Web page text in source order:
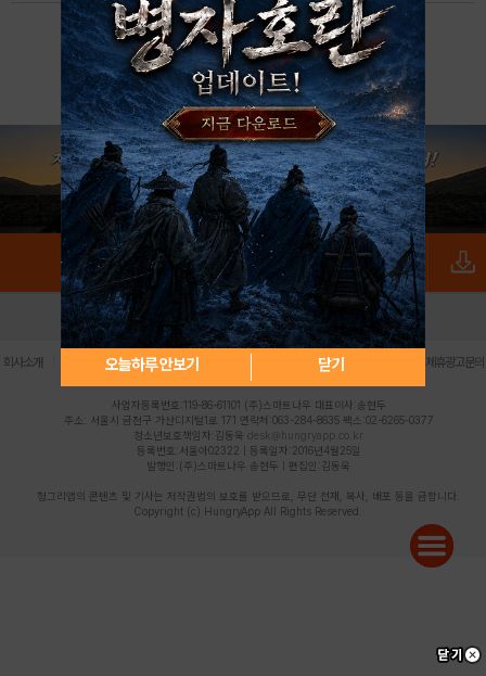
아이디 / 비밀번호 찾기 회원가입
오늘하루 안보기 닫기
로그인 PC버전 전체앱
회사소개 | 개인정보 처리방침 불법촬영물 신고센터 제휴광고문의
사업자등록번호:119-86-61101 (주)스마트나우 대표이사:송현두
주소: 서울시 금천구 가산디지털1로 171 연락처:063-284-8635 팩스:02-6265-0377
청소년보호책임자:김동욱 desk@hungryapp.co.kr
등록번호:서울아02322 | 등록일자:2016년4월25일
발행인:(주)스마트나우 송현두 | 편집인:김동욱
헝그리앱의 콘텐츠 및 기사는 저작권법의 보호를 받으므로, 무단 전재, 복사, 배포 등을 금합니다.
Copyright (c) HungryApp All Rights Reserved.